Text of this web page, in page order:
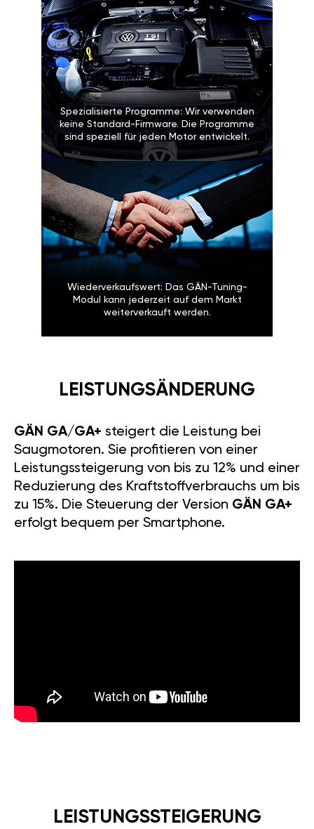
Spezialisierte Programme: Wir verwenden
keine Standard-Firmware. Die Programme
sind speziell für jeden Motor entwickelt.
Wiederverkaufswert: Das GÄN-Tuning-
Modul kann jederzeit auf dem Markt
weiterverkauft werden.
LEISTUNGSÄNDERUNG
GÄN GA/GA+ steigert die Leistung bei
Saugmotoren. Sie profitieren von einer
Leistungssteigerung von bis zu 12% und einer
Reduzierung des Kraftstoffverbrauchs um bis
zu 15%. Die Steuerung der Version GÄN GA+
erfolgt bequem per Smartphone.
LEISTUNGSSTEIGERUNG